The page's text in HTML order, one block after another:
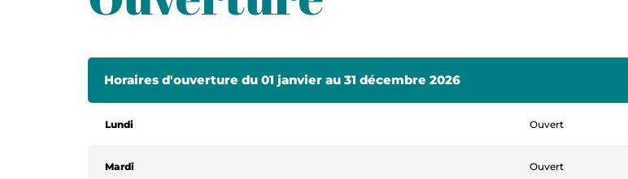
Horaires d'ouverture du 01 janvier au 31 décembre 2026
Lundi Ouvert
Mardi Ouvert